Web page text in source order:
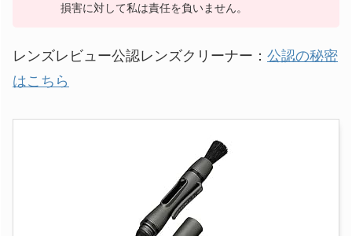
損害に対して私は責任を負いません。
レンズレビュー公認レンズクリーナー： 公認の秘密
はこちら